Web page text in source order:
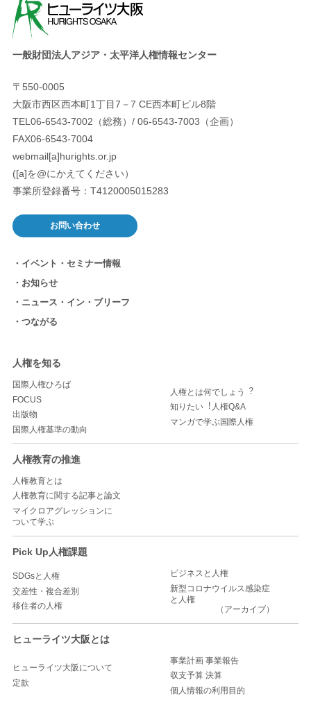
一般財団法人アジア・太平洋人権情報センター
〒550-0005
大阪市西区西本町1丁目7－7 CE西本町ビル8階
TEL06-6543-7002（総務）/ 06-6543-7003（企画）
FAX06-6543-7004
webmail[a]hurights.or.jp
([a]を@にかえてください）
事業所登録番号：T4120005015283
お問い合わせ
イベント・セミナー情報
お知らせ
ニュース・イン・ブリーフ
つながる
人権を知る
国際人権ひろば
FOCUS
出版物
国際人権基準の動向
人権とは何でしょう︖
知りたい︕人権Q&A
マンガで学ぶ国際人権
人権教育の推進
人権教育とは
人権教育に関する記事と論文
マイクロアグレッションに
ついて学ぶ
Pick Up人権課題
SDGsと人権
交差性・複合差別
移住者の人権
ビジネスと人権
新型コロナウイルス感染症
と人権
（アーカイブ）
ヒューライツ大阪とは
ヒューライツ大阪について
定款
事業計画 事業報告
収支予算 決算
個人情報の利用目的